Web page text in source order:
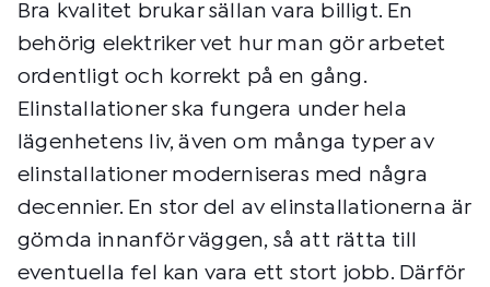
Bra kvalitet brukar sällan vara billigt. En
behörig elektriker vet hur man gör arbetet
ordentligt och korrekt på en gång.
Elinstallationer ska fungera under hela
lägenhetens liv, även om många typer av
elinstallationer moderniseras med några
decennier. En stor del av elinstallationerna är
gömda innanför väggen, så att rätta till
eventuella fel kan vara ett stort jobb. Därför